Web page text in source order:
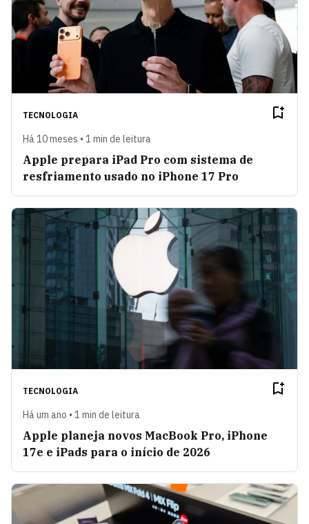
TECNOLOGIA
Há 10 meses • 1 min de leitura
Apple prepara iPad Pro com sistema de
resfriamento usado no iPhone 17 Pro
TECNOLOGIA
Há um ano • 1 min de leitura
Apple planeja novos MacBook Pro, iPhone
17e e iPads para o início de 2026